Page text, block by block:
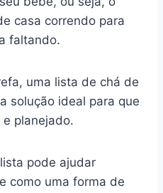
casa correndo para
faltando.
uma lista de chá de
solução ideal para que
planejado.
pode ajudar
como uma forma de